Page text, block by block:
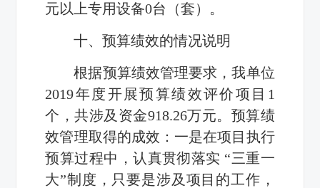
元以上专用设备0台（套）。
十、预算绩效的情况说明
根据预算绩效管理要求，我单位
2019年度开展预算绩效评价项目 1
个，共涉及资金918.26万元。预算绩
效管理取得的成效：一是在项目执行
预算过程中，认真贯彻落实 “三重一
大”制度，只要是涉及项目的工作，